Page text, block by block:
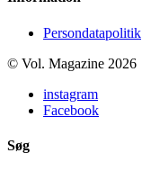
Persondatapolitik
© Vol. Magazine 2026
instagram
Facebook
Søg